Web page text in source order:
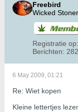
Freebird
Wicked Stoner
Registratie op:
Berichten: 282
6 May 2009, 01:21
Re: Wiet kopen
Kleine lettertjes